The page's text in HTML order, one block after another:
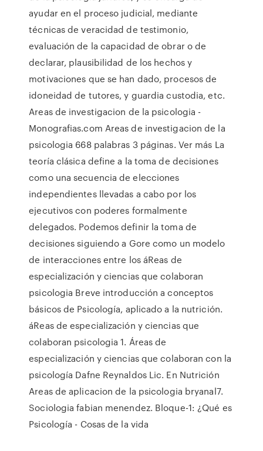
ayudar en el proceso judicial, mediante
técnicas de veracidad de testimonio,
evaluación de la capacidad de obrar o de
declarar, plausibilidad de los hechos y
motivaciones que se han dado, procesos de
idoneidad de tutores, y guardia custodia, etc.
Areas de investigacion de la psicologia -
Monografias.com Areas de investigacion de la
psicologia 668 palabras 3 páginas. Ver más La
teoría clásica define a la toma de decisiones
como una secuencia de elecciones
independientes llevadas a cabo por los
ejecutivos con poderes formalmente
delegados. Podemos definir la toma de
decisiones siguiendo a Gore como un modelo
de interacciones entre los áReas de
especialización y ciencias que colaboran
psicologia Breve introducción a conceptos
básicos de Psicología, aplicado a la nutrición.
áReas de especialización y ciencias que
colaboran psicologia 1. Áreas de
especialización y ciencias que colaboran con la
psicología Dafne Reynaldos Lic. En Nutrición
Areas de aplicacion de la psicologia bryanal7.
Sociologia fabian menendez. Bloque-1: ¿Qué es
Psicología - Cosas de la vida